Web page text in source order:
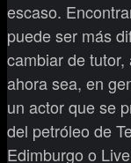
escaso.
puede ser más
cambiar de
ahora sea, en
un actor que se
del petróleo de
Edimburgo o